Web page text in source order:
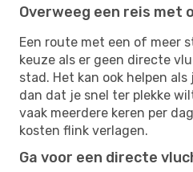
Overweeg een reis met
Een route met een of meer
keuze als er geen directe
stad. Het kan ook helpen
dan dat je snel ter plekke
vaak meerdere keren per
kosten flink verlagen.
Ga voor een directe